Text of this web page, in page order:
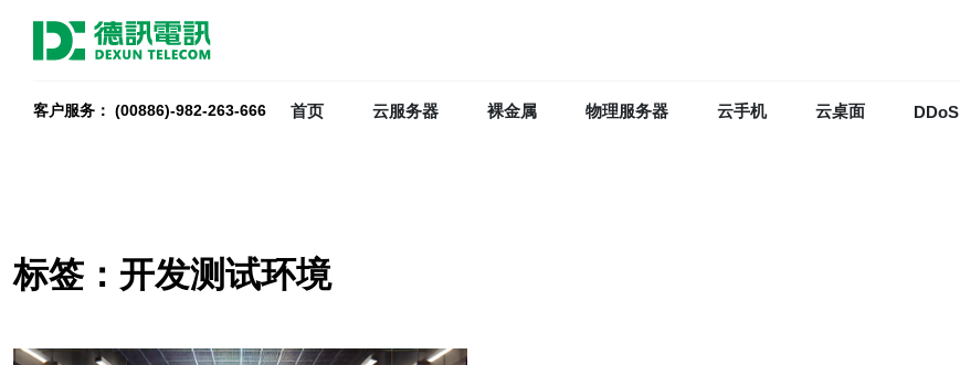
客户服务： (00886)-982-263-666 首页 云服务器 裸金属 物理服务器 云手机 云桌面 DDoS
标签：开发测试环境